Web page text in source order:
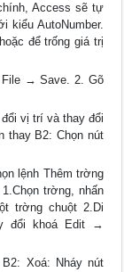
Access sẽ tự
kiểu AutoNumber.
để trống giá trị
File → Save. 2. Gõ
vị trí và thay đổi
thay B2: Chọn nút
lệnh Thêm trờng
trờng, nhấn
trờng chuột 2.Di
đổi khoá Edit →
Xoá: Nháy nút